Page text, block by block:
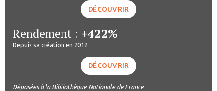
DÉCOUVRIR
Rendement : +422%
Depuis sa création en 2012
DÉCOUVRIR
Déposées à la Bibliothèque Nationale de France